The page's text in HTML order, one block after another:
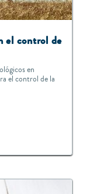
el control de
en
el control de la